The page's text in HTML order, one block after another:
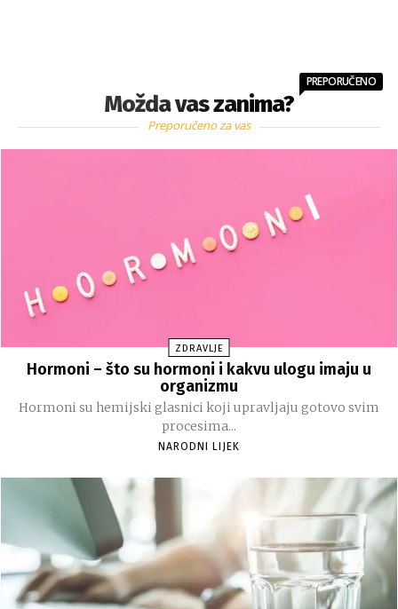
Možda vas zanima?
PREPORUČENO
Preporučeno za vas
ZDRAVLJE
Hormoni – što su hormoni i kakvu ulogu imaju u
organizmu
Hormoni su hemijski glasnici koji upravljaju gotovo svim
procesima...
NARODNI LIJEK